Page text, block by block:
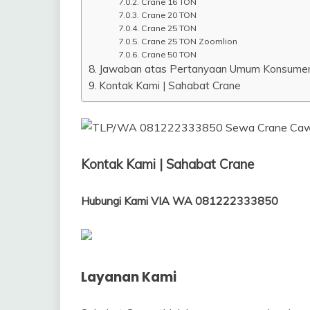
Crane 20 TON
Crane 25 TON
Crane 25 TON Zoomlion
Crane 50 TON
Jawaban atas Pertanyaan Umum
Kontak Kami | Sahabat Crane
Kontak Kami | Sahabat Crane
Hubungi Kami VIA WA 081222333850
Layanan Kami